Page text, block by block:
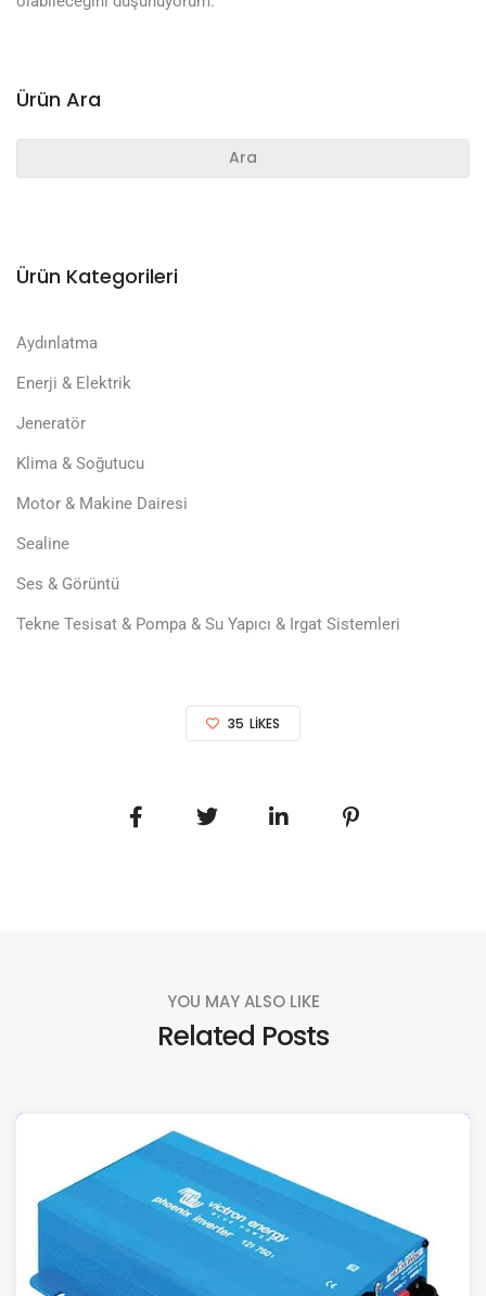
Ürün Ara
Search
for:
Ürün Kategorileri
Aydınlatma
Enerji & Elektrik
Jeneratör
Klima & Soğutucu
Motor & Makine Dairesi
Sealine
Ses & Görüntü
Tekne Tesisat & Pompa & Su Yapıcı & Irgat Sistemleri
35 LIKES
YOU MAY ALSO LIKE
Related Posts